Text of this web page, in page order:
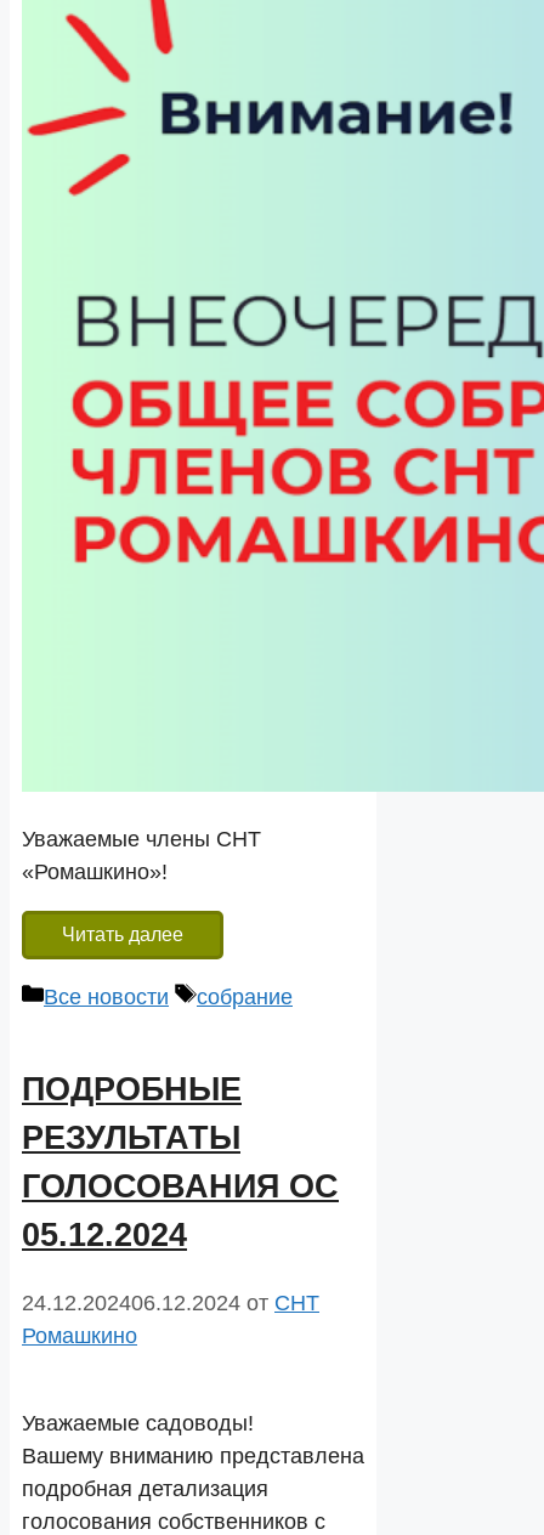
Уважаемые члены СНТ
«Ромашкино»!
Читать далее
Рубрики
Все новости Метки
собрание
ПОДРОБНЫЕ
РЕЗУЛЬТАТЫ
ГОЛОСОВАНИЯ ОС
05.12.2024
24.12.202406.12.2024 от СНТ
Ромашкино
Уважаемые садоводы!
Вашему вниманию представлена
подробная детализация
голосования собственников с